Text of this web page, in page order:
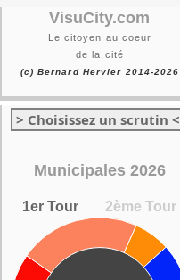
VisuCity.com
Le citoyen au coeur
de la cité
(c) Bernard Hervier 2014-2026
> Choisissez un scrutin <
Municipales 2026
1er Tour 2ème Tour